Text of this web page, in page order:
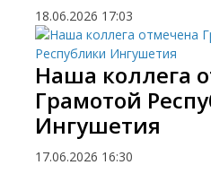
18.06.2026 17:03
Наша коллега
Грамотой
Ингушетия
17.06.2026 16:30